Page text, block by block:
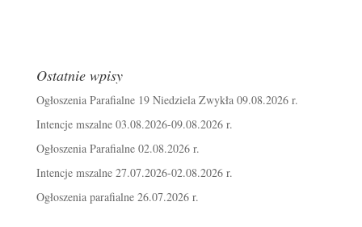
Ostatnie wpisy
Ogłoszenia Parafialne 19 Niedziela Zwykła 09.08.2026 r.
Intencje mszalne 03.08.2026-09.08.2026 r.
Ogłoszenia Parafialne 02.08.2026 r.
Intencje mszalne 27.07.2026-02.08.2026 r.
Ogłoszenia parafialne 26.07.2026 r.